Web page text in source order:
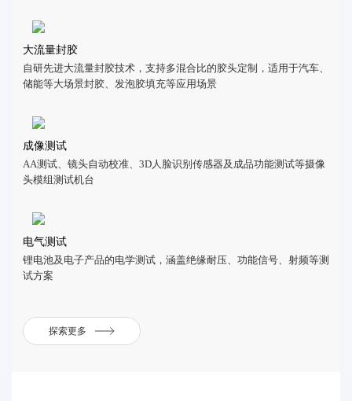
大流量封胶
自研先进大流量封胶技术，支持多混合比的胶头定制，适用于汽车、
储能等大场景封胶、发泡胶填充等应用场景
成像测试
AA测试、镜头自动校准、3D人脸识别传感器及成品功能测试等摄像
头模组测试机台
电气测试
锂电池及电子产品的电学测试，涵盖绝缘耐压、功能信号、射频等测
试方案
探索更多